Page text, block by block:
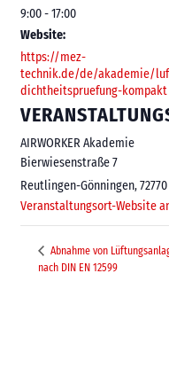
9:00 - 17:00
Website:
https://mez-
technik.de/de/akademie/
dichtheitspruefung-kompakt
AIRWORKER Akademie
Bierwiesenstraße 7
Reutlingen-Gönningen,72770
Veranstaltungsort-Website
Abnahme von
nach DIN EN 12599